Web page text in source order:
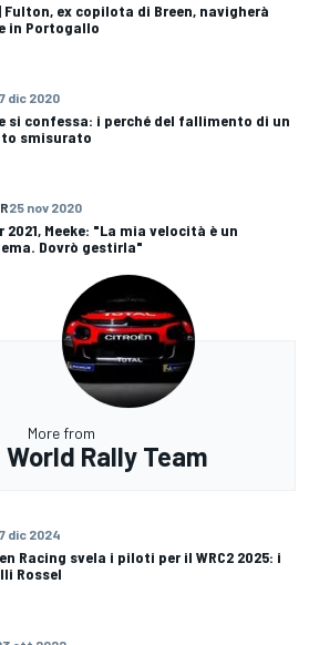
| Fulton, ex copilota di Breen, navigherà
in Portogallo
dic 2020
si confessa: i perché del fallimento di un
smisurato
25 nov 2020
2021, Meeke: "La mia velocità è un
Dovrò gestirla"
More from
Rally Team
dic 2024
Racing svela i piloti per il WRC2 2025: i
Rossel